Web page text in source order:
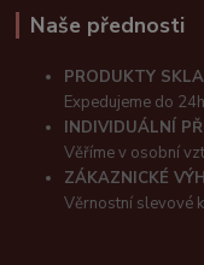
Naše přednosti
PRODUKTY
Expedujeme do
INDIVIDUÁLNÍ
Věříme v osobní
ZÁKAZNICKÉ
Věrnostní slevové